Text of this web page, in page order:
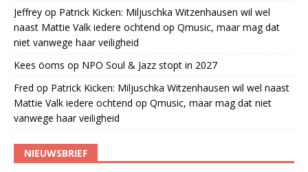
Jeffrey op Patrick Kicken: Miljuschka Witzenhausen wil wel
naast Mattie Valk iedere ochtend op Qmusic, maar mag dat
niet vanwege haar veiligheid
Kees öoms op NPO Soul & Jazz stopt in 2027
Fred op Patrick Kicken: Miljuschka Witzenhausen wil wel naast
Mattie Valk iedere ochtend op Qmusic, maar mag dat niet
vanwege haar veiligheid
NIEUWSBRIEF